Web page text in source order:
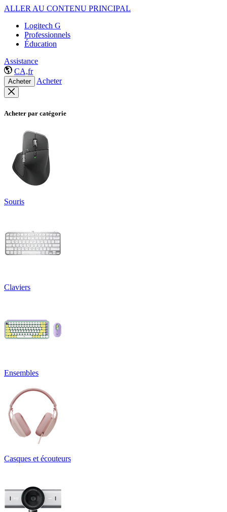
ALLER AU CONTENU PRINCIPAL
Logitech G
Professionnels
Éducation
Assistance
CA,fr
Acheter Acheter
Acheter par catégorie
Souris
Claviers
Ensembles
Casques et écouteurs